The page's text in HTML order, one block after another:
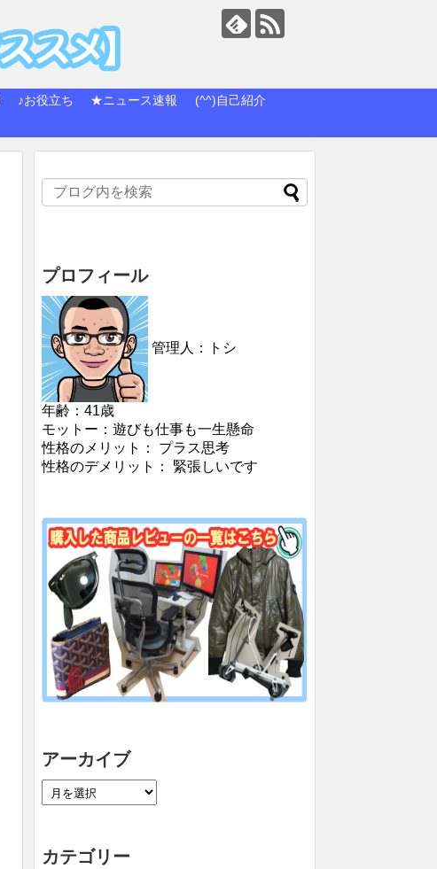
♪お役立ち ★ニュース速報
(^^)自己紹介
プロフィール
管理人：トシ
年齢：41歳
モットー：遊びも仕事も一生懸命
性格のメリット： プラス思考
性格のデメリット： 緊張しいです
アーカイブ
カテゴリー